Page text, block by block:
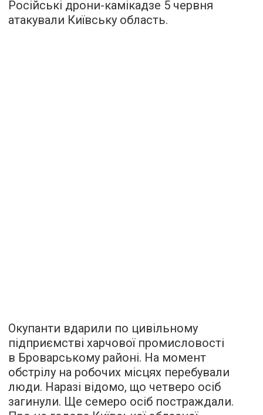
Російські дрони-камікадзе 5 червня
атакували Київську область.
Окупанти вдарили по цивільному
підприємстві харчової промисловості
в Броварському районі. На момент
обстрілу на робочих місцях перебували
люди. Наразі відомо, що четверо осіб
загинули. Ще семеро осіб постраждали.